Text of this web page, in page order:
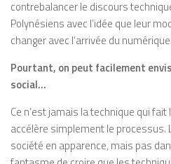
contrebalancer le discours
Polynésiens avec l’idée que leur
changer avec l’arrivée du numérique.
Pourtant, on peut facilement
social…
Ce n’est jamais la technique qui
accélère simplement le processus.
société en apparence, mais pas